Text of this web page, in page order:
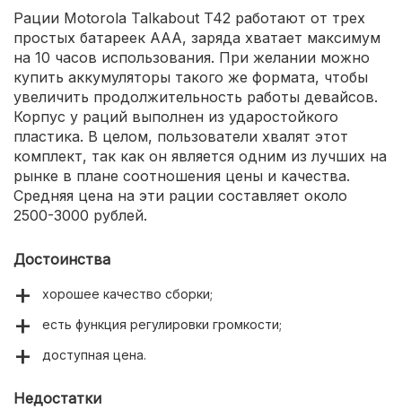
Рации Motorola Talkabout T42 работают от трех
простых батареек ААА, заряда хватает максимум
на 10 часов использования. При желании можно
купить аккумуляторы такого же формата, чтобы
увеличить продолжительность работы девайсов.
Корпус у раций выполнен из ударостойкого
пластика. В целом, пользователи хвалят этот
комплект, так как он является одним из лучших на
рынке в плане соотношения цены и качества.
Средняя цена на эти рации составляет около
2500-3000 рублей.
Достоинства
хорошее качество сборки;
есть функция регулировки громкости;
доступная цена.
Недостатки